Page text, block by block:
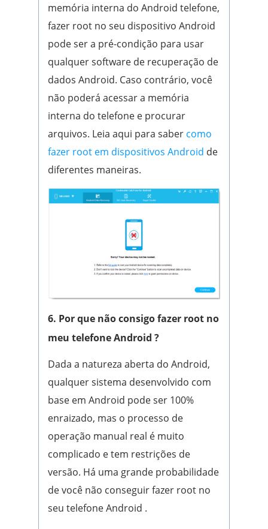
memória interna do Android telefone,
fazer root no seu dispositivo Android
pode ser a pré-condição para usar
qualquer software de recuperação de
dados Android. Caso contrário, você
não poderá acessar a memória
interna do telefone e procurar
arquivos. Leia aqui para saber como
fazer root em dispositivos Android de
diferentes maneiras.
6. Por que não consigo fazer root no
meu telefone Android ?
Dada a natureza aberta do Android,
qualquer sistema desenvolvido com
base em Android pode ser 100%
enraizado, mas o processo de
operação manual real é muito
complicado e tem restrições de
versão. Há uma grande probabilidade
de você não conseguir fazer root no
seu telefone Android .